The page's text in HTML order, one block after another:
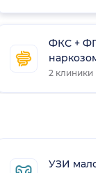
ФКС +
наркозом
2 клиники
УЗИ